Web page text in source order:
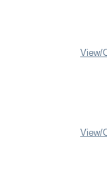
View/
View/